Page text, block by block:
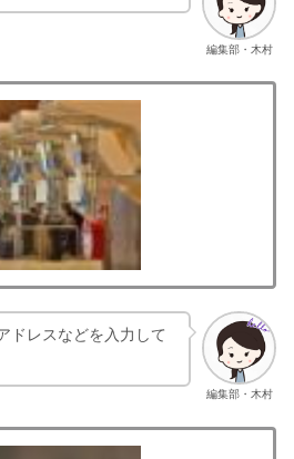
編集部・木村
編集部・木村
ドレスなどを入力して